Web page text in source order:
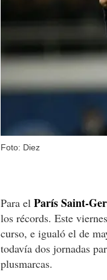
Foto: Diez
Para el París Saint-
los récords. Este
curso, e igualó el de
todavía dos jornadas
plusmarcas.